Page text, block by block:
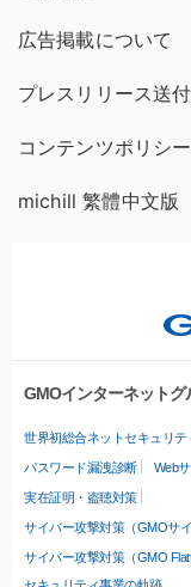
広告掲載について
プレスリリース送
コンテンツポリシー
michill 繁體中文版
GMOインターネット
世界初総合ネットセキュリテ
パスワード漏洩診断 Web
実在証明・盗聴対策
サイバー攻撃対策（GMOサ
サイバー攻撃対策（GMO Flatt